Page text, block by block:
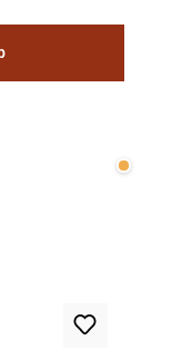
Wenige